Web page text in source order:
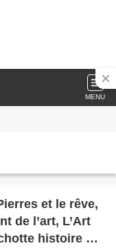
MENU
et le rêve,
de l’art, L’Art
histoire de